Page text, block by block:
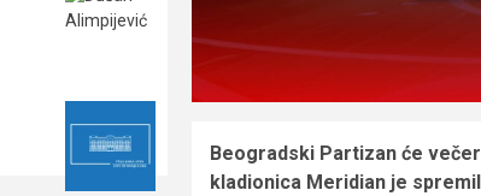
Beogradski Partizan će
kladionica Meridian je